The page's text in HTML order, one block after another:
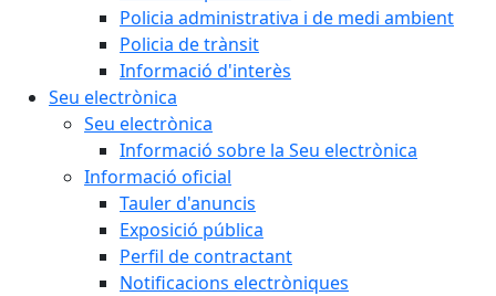
Policia administrativa i de medi ambient
Policia de trànsit
Informació d'interès
Seu electrònica
Seu electrònica
Informació sobre la Seu electrònica
Informació oficial
Tauler d'anuncis
Exposició pública
Perfil de contractant
Notificacions electròniques